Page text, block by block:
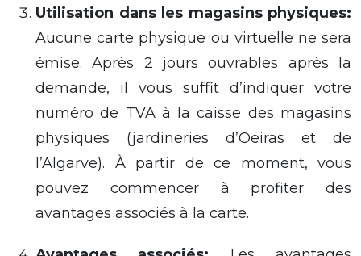
Utilisation dans les magasins physiques:
Aucune carte physique ou virtuelle ne sera
émise. Après 2 jours ouvrables après la
demande, il vous suffit d’indiquer votre
numéro de TVAà la caisse des magasins
physiques (jardineries d’Oeiras et de
l’Algarve). À partir de ce moment, vous
pouvez commencer à profiter des
avantages associés à la carte.